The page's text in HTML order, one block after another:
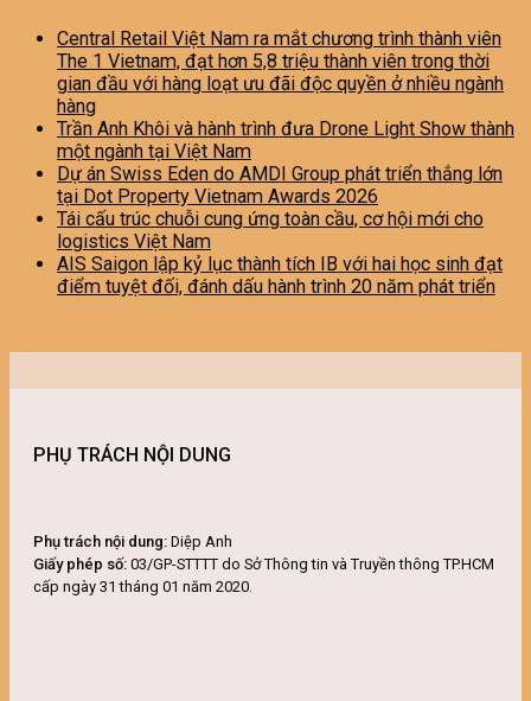
Central Retail Việt Nam ra mắt chương trình thành viên
The 1 Vietnam, đạt hơn 5,8 triệu thành viên trong thời
gian đầu với hàng loạt ưu đãi độc quyền ở nhiều ngành
hàng
Trần Anh Khôi và hành trình đưa Drone Light Show thành
một ngành tại Việt Nam
Dự án Swiss Eden do AMDI Group phát triển thắng lớn
tại Dot Property Vietnam Awards 2026
Tái cấu trúc chuỗi cung ứng toàn cầu, cơ hội mới cho
logistics Việt Nam
AIS Saigon lập kỷ lục thành tích IB với hai học sinh đạt
điểm tuyệt đối, đánh dấu hành trình 20 năm phát triển
PHỤ TRÁCH NỘI DUNG
Phụ trách nội dung: Diệp Anh
Giấy phép số: 03/GP-STTTT do Sở Thông tin và Truyền thông TP.HCM
cấp ngày 31 tháng 01 năm 2020.